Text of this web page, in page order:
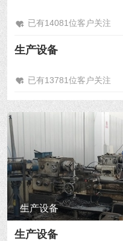
已有14081位客户关注
生产设备
已有13781位客户关注
生产设备
生产设备